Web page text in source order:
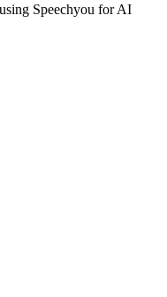
Speechyou for AI